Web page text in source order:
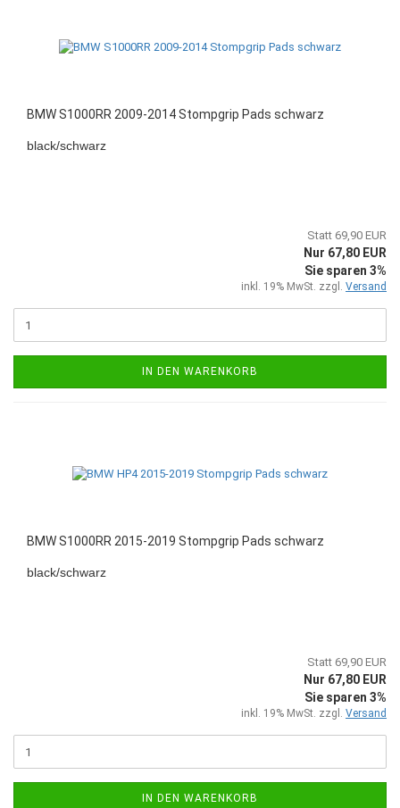
BMW S1000RR 2009-2014 Stompgrip Pads schwarz
black/schwarz
Statt 69,90 EUR
Nur 67,80 EUR
Sie sparen 3%
inkl. 19% MwSt. zzgl. Versand
IN DEN WARENKORB
BMW S1000RR 2015-2019 Stompgrip Pads schwarz
black/schwarz
Statt 69,90 EUR
Nur 67,80 EUR
Sie sparen 3%
inkl. 19% MwSt. zzgl. Versand
IN DEN WARENKORB